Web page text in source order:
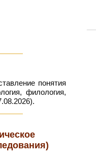
понятия
филология,